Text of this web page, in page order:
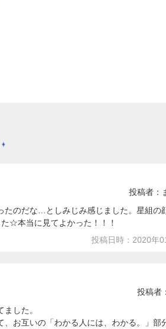
投稿者：
たのだな…としみじみ感じました。星組の
☆本当に見てよかった！！！
投稿日時：2020年
投稿者
した。
お互いの「わかる人には、わかる。」部